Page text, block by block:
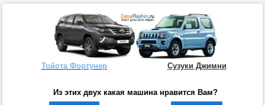
Тойота Фортунер Сузуки Джимни
Из этих двух какая машина нравится Вам?